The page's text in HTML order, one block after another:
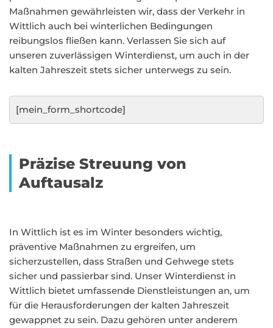
Maßnahmen gewährleisten wir, dass der Verkehr in
Wittlich auch bei winterlichen Bedingungen
reibungslos fließen kann. Verlassen Sie sich auf
unseren zuverlässigen Winterdienst, um auch in der
kalten Jahreszeit stets sicher unterwegs zu sein.
[mein_form_shortcode]
Präzise Streuung von
Auftausalz
In Wittlich ist es im Winter besonders wichtig,
präventive Maßnahmen zu ergreifen, um
sicherzustellen, dass Straßen und Gehwege stets
sicher und passierbar sind. Unser Winterdienst in
Wittlich bietet umfassende Dienstleistungen an, um
für die Herausforderungen der kalten Jahreszeit
gewappnet zu sein. Dazu gehören unter anderem